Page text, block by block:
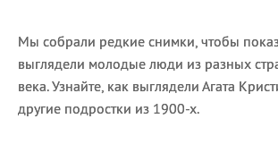
Мы собрали редкие снимки, чтобы
выглядели молодые люди из разных
века. Узнайте, как выглядели Агата
другие подростки из 1900-х.